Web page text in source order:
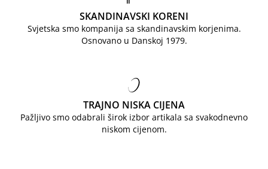
SKANDINAVSKI KORENI
Svjetska smo kompanija sa skandinavskim korjenima.
Osnovano u Danskoj 1979.
TRAJNO NISKA CIJENA
Pažljivo smo odabrali širok izbor artikala sa svakodnevno
niskom cijenom.